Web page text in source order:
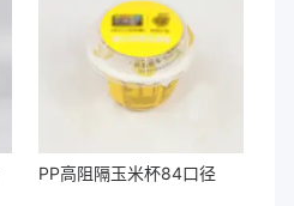
PP高阻隔玉米杯84口径